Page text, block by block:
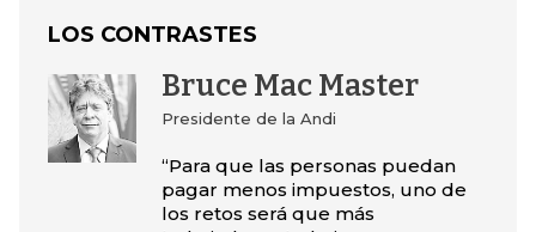
LOS CONTRASTES
Bruce Mac Master
Presidente de la Andi
“Para que las personas puedan
pagar menos impuestos, uno de
los retos será que más